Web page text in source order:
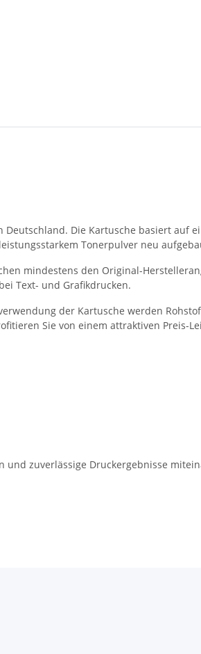
Die Kartusche basiert auf
Tonerpulver neu
mindestens den Original-
Text- und Grafikdrucken.
der Kartusche werden
Sie von einem attraktiven Preis-
zuverlässige Druckergebnisse